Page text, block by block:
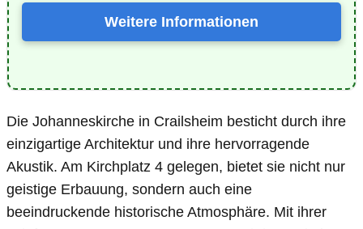
Weitere Informationen
Die Johanneskirche in Crailsheim besticht durch ihre
einzigartige Architektur und ihre hervorragende
Akustik. Am Kirchplatz 4 gelegen, bietet sie nicht nur
geistige Erbauung, sondern auch eine
beeindruckende historische Atmosphäre. Mit ihrer